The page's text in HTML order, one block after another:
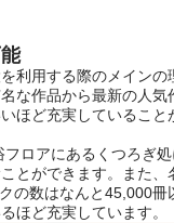
利用する際のメインの
な作品から最新の人気
ほど充実していること
フロアにあるくつろぎ
とができます。また、
の数はなんと45,000冊
ほど充実しています。